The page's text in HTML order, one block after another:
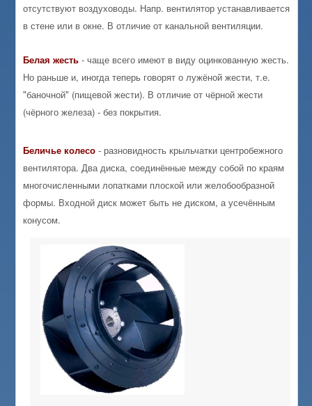
отсутствуют воздуховоды. Напр. вентилятор устанавливается
в стене или в окне. В отличие от канальной вентиляции.
Белая жесть - чаще всего имеют в виду оцинкованную жесть.
Но раньше и, иногда теперь говорят о лужёной жести, т.е.
"баночной" (пищевой жести). В отличие от чёрной жести
(чёрного железа) - без покрытия.
Беличье колесо - разновидность крыльчатки центробежного
вентилятора. Два диска, соединённые между собой по краям
многочисленными лопатками плоской или желобообразной
формы. Входной диск может быть не диском, а усечённым
конусом.